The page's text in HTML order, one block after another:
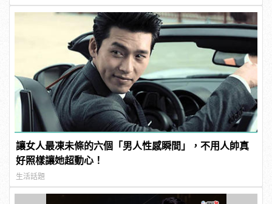
讓女人最凍未條的六個「男人性感瞬間」，不用人帥真
好照樣讓她超動心！
生活話題